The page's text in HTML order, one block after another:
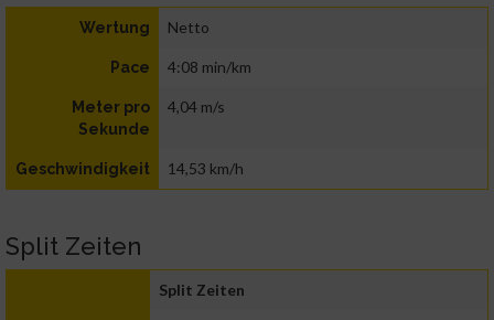
Wertung Netto
Pace 4:08 min/km
Meter pro
Sekunde
4,04 m/s
Geschwindigkeit 14,53 km/h
Split Zeiten
Split Zeiten